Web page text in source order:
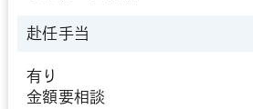
赴任手当
有り
金額要相談